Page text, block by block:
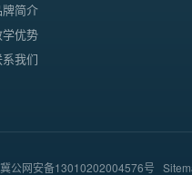
牌简介
优势
我们
公网安备13010202004576号